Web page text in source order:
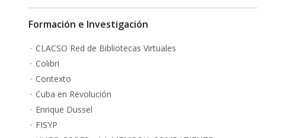
Formación e Investigación
CLACSO Red de Bibliotecas Virtuales
Colibri
Contexto
Cuba en Revolución
Enrique Dussel
FISYP